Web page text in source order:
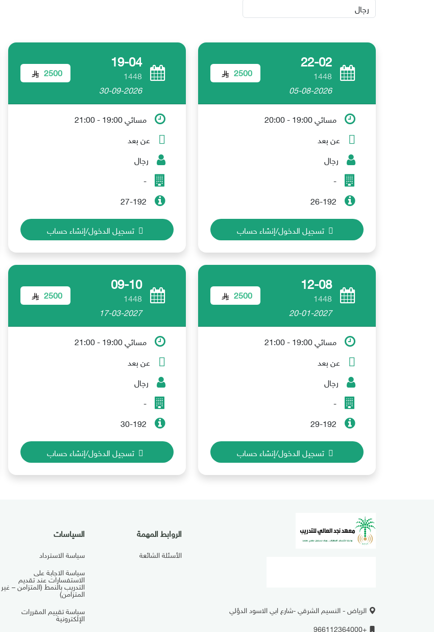
22-02
1448
05-08-2026
2500
مسائي 19:00 - 20:00
عن بعد
رجال
-
26-192
تسجيل الدخول/إنشاء حساب
19-04
1448
30-09-2026
2500
مسائي 19:00 - 21:00
عن بعد
رجال
-
27-192
تسجيل الدخول/إنشاء حساب
12-08
1448
20-01-2027
2500
مسائي 19:00 - 21:00
عن بعد
رجال
-
29-192
تسجيل الدخول/إنشاء حساب
09-10
1448
17-03-2027
2500
مسائي 19:00 - 21:00
عن بعد
رجال
-
30-192
تسجيل الدخول/إنشاء حساب
الرياض - النسيم الشرقي -شارع ابي الاسود الدؤلي
+966112364000
الروابط المهمة
الأسئلة الشائعة
السياسات
سياسة الاسترداد
سياسة الاجابة على
الاستفسارات عند تقديم
التدريب بالنمط (المتزامن – غير
المتزامن)
سياسة تقييم المقررات
الإلكترونية